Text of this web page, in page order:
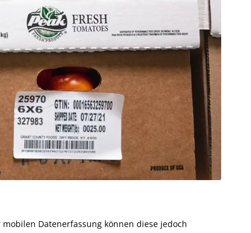
Datenerfassung können diese jedoch